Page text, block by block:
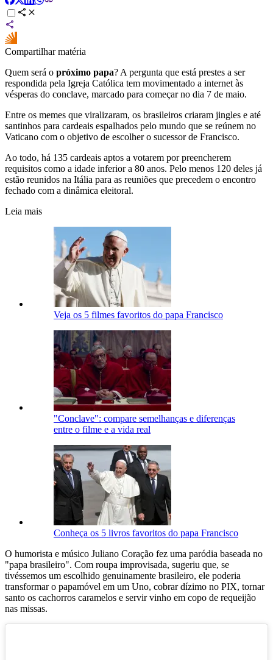
Compartilhar matéria
Quem será o próximo papa? A pergunta que está prestes a ser
respondida pela Igreja Católica tem movimentado a internet às
vésperas do conclave, marcado para começar no dia 7 de maio.
Entre os memes que viralizaram, os brasileiros criaram jingles e até
santinhos para cardeais espalhados pelo mundo que se reúnem no
Vaticano com o objetivo de escolher o sucessor de Francisco.
Ao todo, há 135 cardeais aptos a votarem por preencherem
requisitos como a idade inferior a 80 anos. Pelo menos 120 deles já
estão reunidos na Itália para as reuniões que precedem o encontro
fechado com a dinâmica eleitoral.
Leia mais
Veja os 5 filmes favoritos do papa Francisco
"Conclave": compare semelhanças e diferenças
entre o filme e a vida real
Conheça os 5 livros favoritos do papa Francisco
O humorista e músico Juliano Coração fez uma paródia baseada no
"papa brasileiro". Com roupa improvisada, sugeriu que, se
tivéssemos um escolhido genuinamente brasileiro, ele poderia
transformar o papamóvel em um Uno, cobrar dízimo no PIX, tornar
santo os cachorros caramelos e servir vinho em copo de requeijão
nas missas.